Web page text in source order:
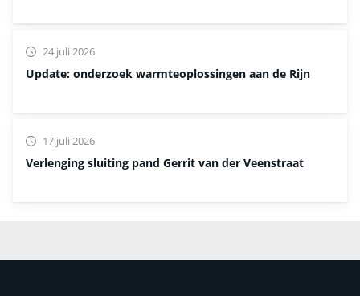
Update: onderzoek warmteoplossingen aan de Rijn
24 juli 2026
Verlenging sluiting pand Gerrit van der Veenstraat
17 juli 2026